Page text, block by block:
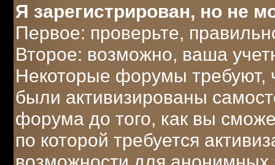
Я зарегистрирован, но не
Первое: проверьте,
Второе: возможно, ваша
Некоторые форумы требуют,
были активизированы
форума до того, как вы
по которой требуется